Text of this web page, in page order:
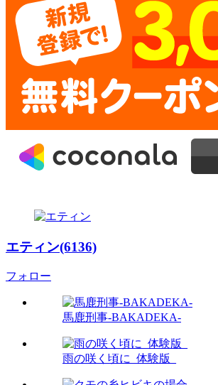
エティン(6136)
フォロー
馬鹿刑事-BAKADEKA-
雨の咲く頃に_体験版_